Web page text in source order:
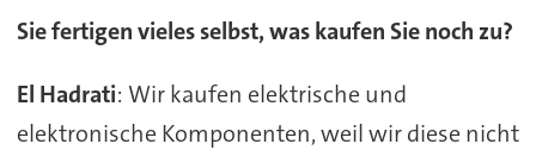
Sie fertigen vieles selbst, was kaufen Sie noch zu?
El Hadrati: Wir kaufen elektrische und
elektronische Komponenten, weil wir diese nicht